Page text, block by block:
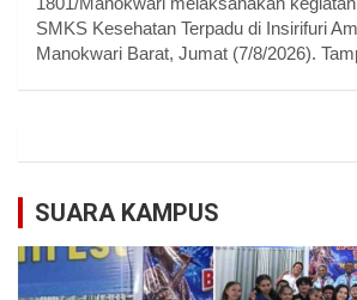
SMKS Kesehatan Terpadu di Insirifuri
Manokwari Barat, Jumat (7/8/2026).
SUARA KAMPUS